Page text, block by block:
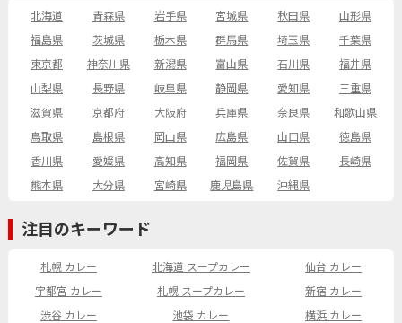
北海道 青森県 岩手県 宮城県 秋田県
山形県
福島県
茨城県 栃木県 群馬県 埼玉県
千葉県
東京都
神奈川県 新潟県 富山県 石川県
福井県
山梨県
長野県 岐阜県 静岡県 愛知県
三重県
滋賀県
京都府 大阪府 兵庫県 奈良県
和歌山県
鳥取県
島根県 岡山県 広島県 山口県
徳島県
香川県
愛媛県 高知県 福岡県 佐賀県
長崎県
熊本県
大分県 宮崎県 鹿児島県 沖縄県
注目のキーワード
札幌 カレー 北海道 スープカレー
仙台 カレー
宇都宮 カレー
札幌 スープカレー
新宿 カレー
渋谷 カレー
池袋 カレー
横浜 カレー